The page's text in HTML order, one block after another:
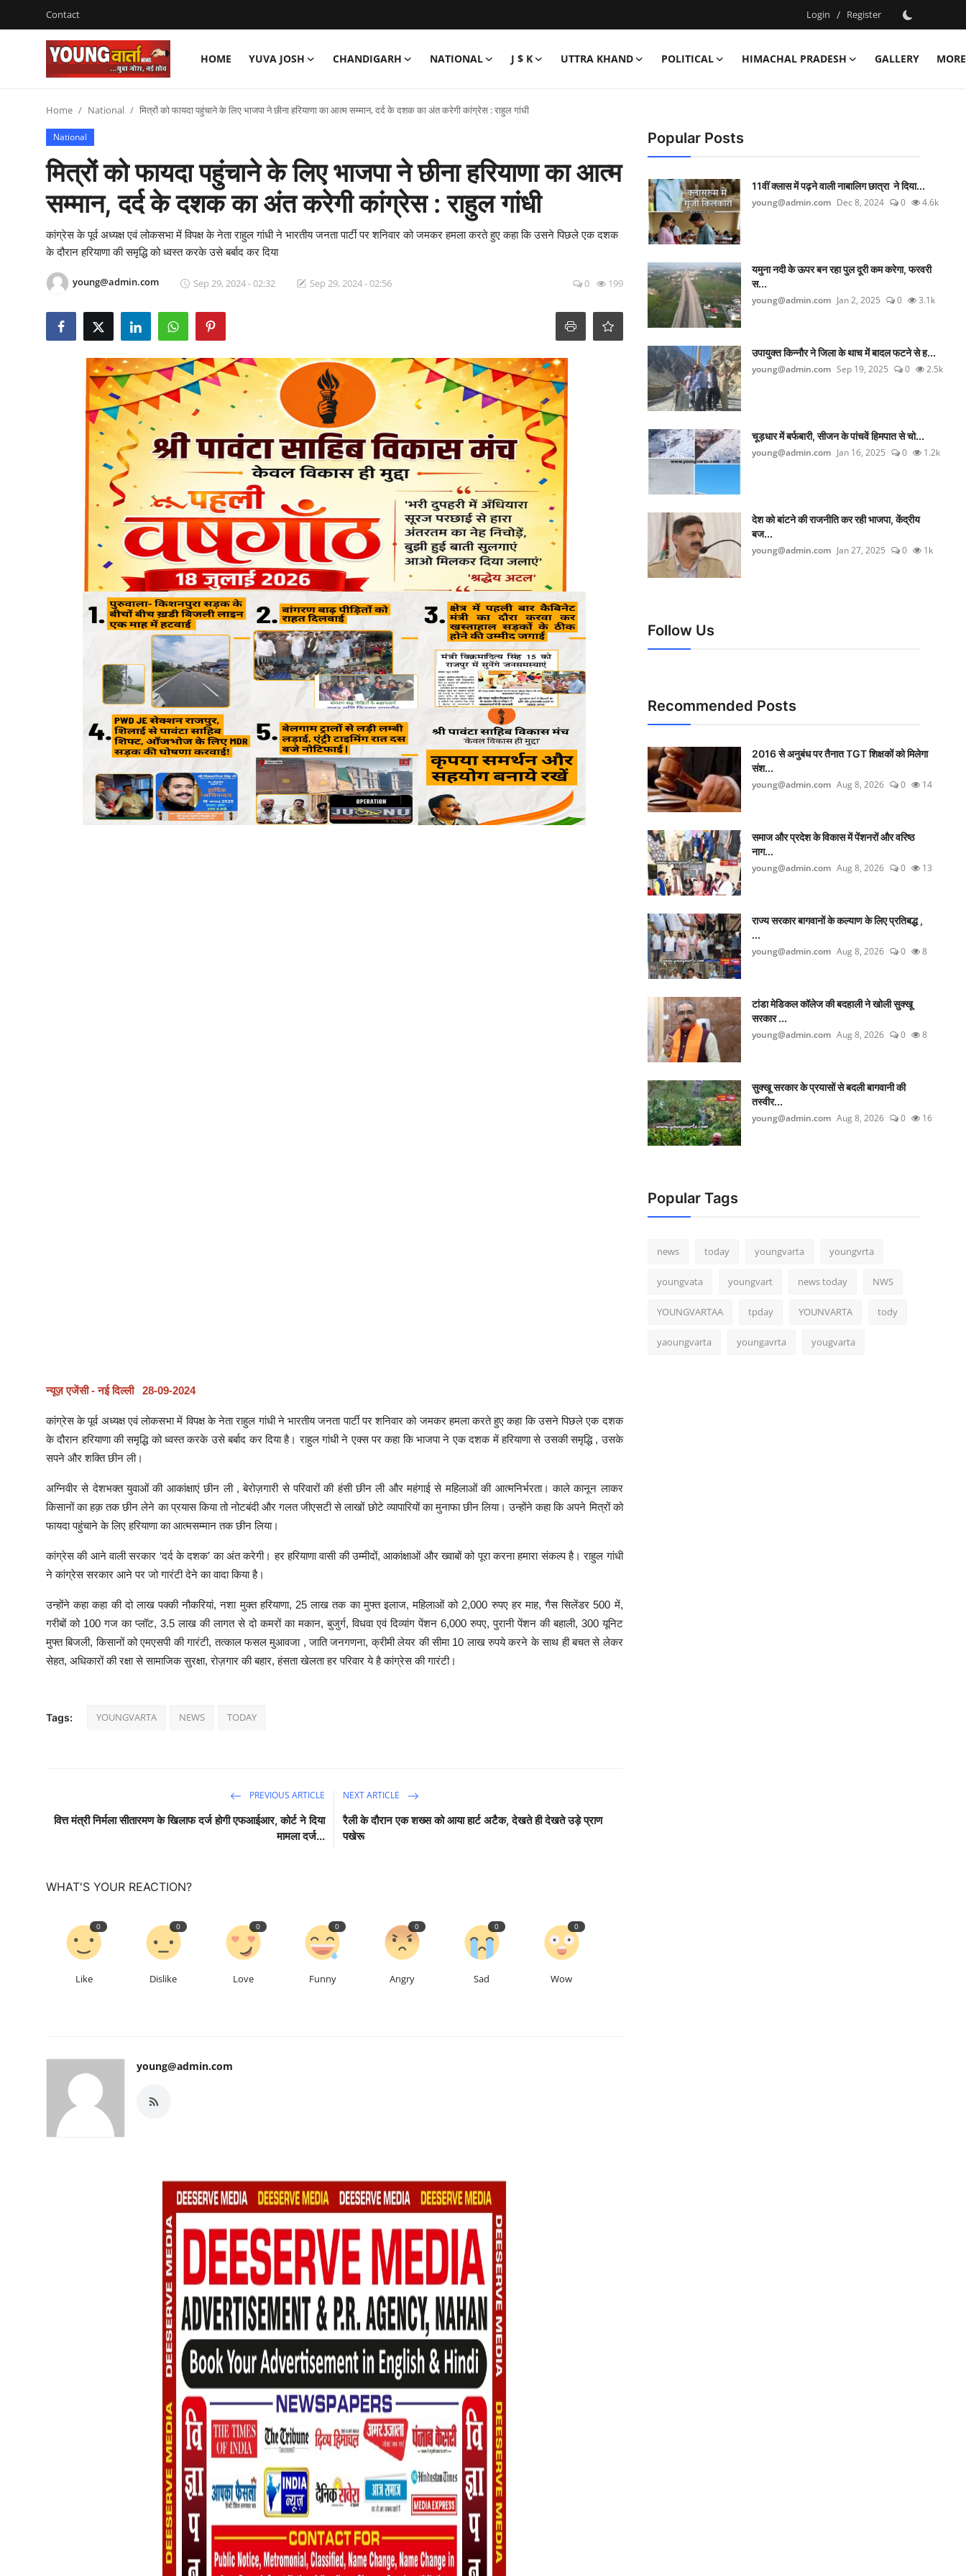
Contact Login / Register
HOME YUVA JOSH CHANDIGARH NATIONAL J $ K UTTRA KHAND POLITICAL HIMACHAL PRADESH GALLERY
MORE
Login
Register
Yuva Josh
Chandigarh
National
Uttra Khand
Political
Himachal Pradesh
Utter Pradesh
Home National मित्रों को फायदा पहुंचाने के लिए भाजपा ने छीना हरियाणा का आत्म सम्मान, दर्द के दशक का अंत करेगी कांग्रेस : राहुल गांधी
National
मित्रों को फायदा पहुंचाने के लिए भाजपा ने छीना हरियाणा का आत्म
सम्मान, दर्द के दशक का अंत करेगी कांग्रेस : राहुल गांधी
कांग्रेस के पूर्व अध्यक्ष एवं लोकसभा में विपक्ष के नेता राहुल गांधी ने भारतीय जनता पार्टी पर शनिवार को जमकर हमला करते हुए कहा कि उसने पिछले एक दशक
के दौरान हरियाणा की समृद्धि को ध्वस्त करके उसे बर्बाद कर दिया
young@admin.com Sep 29, 2024 - 02:32 Sep 29, 2024 - 02:56 0 199
न्यूज़ एजेंसी - नई दिल्ली 28-09-2024
कांग्रेस के पूर्व अध्यक्ष एवं लोकसभा में विपक्ष के नेता राहुल गांधी ने भारतीय जनता पार्टी पर शनिवार को जमकर हमला करते हुए कहा कि उसने पिछले एक दशक
के दौरान हरियाणा की समृद्धि को ध्वस्त करके उसे बर्बाद कर दिया है। राहुल गांधी ने एक्स पर कहा कि भाजपा ने एक दशक में हरियाणा से उसकी समृद्धि , उसके
सपने और शक्ति छीन ली।
अग्निवीर से देशभक्त युवाओं की आकांक्षाएं छीन ली , बेरोज़गारी से परिवारों की हंसी छीन ली और महंगाई से महिलाओं की आत्मनिर्भरता। काले कानून लाकर
किसानों का हक़ तक छीन लेने का प्रयास किया तो नोटबंदी और गलत जीएसटी से लाखों छोटे व्यापारियों का मुनाफा छीन लिया। उन्होंने कहा कि अपने मित्रों को
फायदा पहुंचाने के लिए हरियाणा का आत्मसम्मान तक छीन लिया।
कांग्रेस की आने वाली सरकार ‘दर्द के दशक’ का अंत करेगी। हर हरियाणा वासी की उम्मीदों, आकांक्षाओं और ख्वाबों को पूरा करना हमारा संकल्प है। राहुल गांधी
ने कांग्रेस सरकार आने पर जो गारंटी देने का वादा किया है।
उन्होंने कहा कहा की दो लाख पक्की नौकरियां, नशा मुक्त हरियाणा, 25 लाख तक का मुफ्त इलाज, महिलाओं को 2,000 रुपए हर माह, गैस सिलेंडर 500 में,
गरीबों को 100 गज का प्लॉट, 3.5 लाख की लागत से दो कमरों का मकान, बुजुर्ग, विधवा एवं दिव्यांग पेंशन 6,000 रुपए, पुरानी पेंशन की बहाली, 300 यूनिट
मुफ्त बिजली, किसानों को एमएसपी की गारंटी, तत्काल फसल मुआवजा , जाति जनगणना, क्रीमी लेयर की सीमा 10 लाख रुपये करने के साथ ही बचत से लेकर
सेहत, अधिकारों की रक्षा से सामाजिक सुरक्षा, रोज़गार की बहार, हंसता खेलता हर परिवार ये है कांग्रेस की गारंटी।
Tags: YOUNGVARTA NEWS TODAY
PREVIOUS ARTICLE
वित्त मंत्री निर्मला सीतारमण के खिलाफ दर्ज होगी एफआईआर, कोर्ट ने दिया
मामला दर्ज...
NEXT ARTICLE
रैली के दौरान एक शख्स को आया हार्ट अटैक, देखते ही देखते उड़े प्राण
पखेरू
WHAT'S YOUR REACTION?
0
Like
0
Dislike
0
Love
0
Funny
0
Angry
0
Sad
0
Wow
young@admin.com
Popular Posts
11वीं क्लास में पढ़ने वाली नाबालिग छात्रा ने दिया...
young@admin.com Dec 8, 2024 0 4.6k
यमुना नदी के ऊपर बन रहा पुल दूरी कम करेगा, फरवरी
स...
young@admin.com Jan 2, 2025 0 3.1k
उपायुक्त किन्नौर ने जिला के थाच में बादल फटने से ह...
young@admin.com Sep 19, 2025 0 2.5k
चूड़धार में बर्फबारी, सीजन के पांचवें हिमपात से चो...
young@admin.com Jan 16, 2025 0 1.2k
देश को बांटने की राजनीति कर रही भाजपा, केंद्रीय
बज...
young@admin.com Jan 27, 2025 0 1k
Follow Us
Recommended Posts
2016 से अनुबंध पर तैनात TGT शिक्षकों को मिलेगा
संश...
young@admin.com Aug 8, 2026 0 14
समाज और प्रदेश के विकास में पेंशनरों और वरिष्ठ
नाग...
young@admin.com Aug 8, 2026 0 13
राज्य सरकार बागवानों के कल्याण के लिए प्रतिबद्ध ,
...
young@admin.com Aug 8, 2026 0 8
टांडा मेडिकल कॉलेज की बदहाली ने खोली सुक्खू
सरकार ...
young@admin.com Aug 8, 2026 0 8
सुक्खू सरकार के प्रयासों से बदली बागवानी की
तस्वीर...
young@admin.com Aug 8, 2026 0 16
Popular Tags
news today youngvarta youngvrta
youngvata youngvart news today NWS
YOUNGVARTAA tpday YOUNVARTA tody
yaoungvarta youngavrta yougvarta